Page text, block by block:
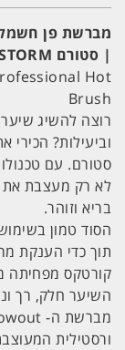
על
הברק
-
סגול
|
מברשת פן
| סטורם STORM
Hot
Brush
רוצה להשיג
וביעילות?
סטורם. עם
לא רק מעצבת את
בריא וזוהר.
הסוד טמון
תוך כדי הענקת
קורטקס מפחיתה
השיער חלק, רך
ורסטילית